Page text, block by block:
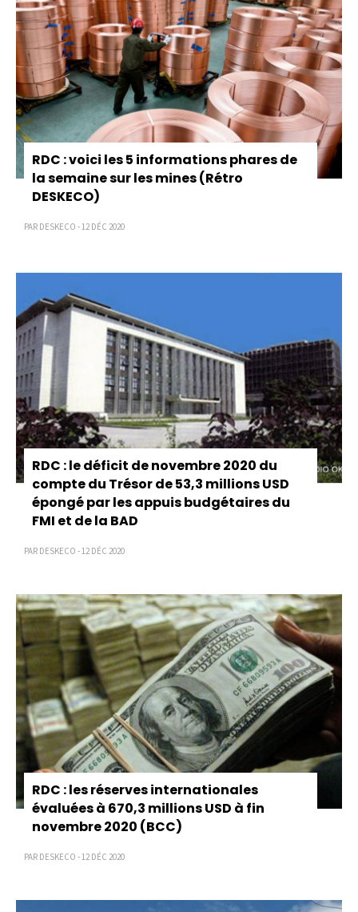
RDC : voici les 5 informations phares de
la semaine sur les mines (Rétro
DESKECO)
PAR DESKECO - 12 DÉC 2020
RDC : le déficit de novembre 2020 du
compte du Trésor de 53,3 millions USD
épongé par les appuis budgétaires du
FMI et de la BAD
PAR DESKECO - 12 DÉC 2020
RDC : les réserves internationales
évaluées à 670,3 millions USD à fin
novembre 2020 (BCC)
PAR DESKECO - 12 DÉC 2020